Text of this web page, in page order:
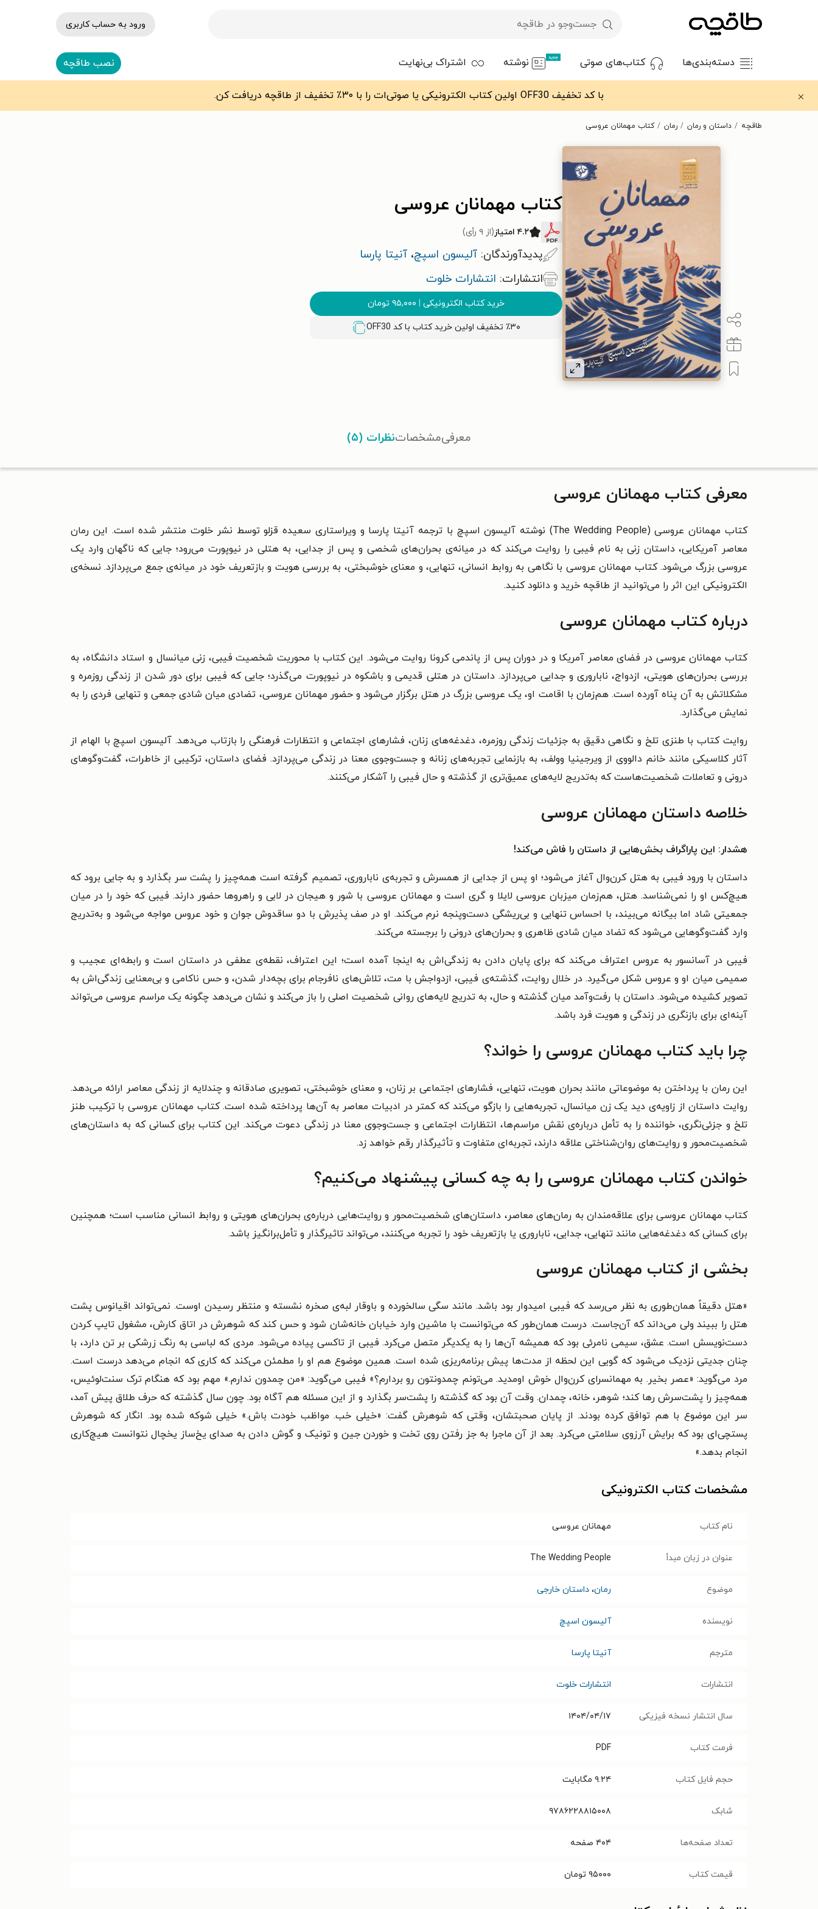
ورود به حساب کاربری
دسته‌بندی‌ها کتاب‌های صوتی جدید نوشته اشتراک بی‌نهایت نصب طاقچه
با کد تخفیف OFF30 اولین کتاب الکترونیکی یا صوتی‌ات را با ۳۰٪ تخفیف از طاقچه دریافت کن.
طاقچه داستان و رمان رمان کتاب مهمانان عروسی
کتاب مهمانان عروسی
۴.۲ امتیاز (از ۹ رأی)
پدیدآورندگان: آلیسون اسپچ، آنیتا پارسا
انتشارات: انتشارات خلوت
خرید کتاب الکترونیکی | ۹۵,۰۰۰ تومان
٪۳۰ تخفیف اولین خرید کتاب با کد OFF30
معرفیمشخصاتنظرات (۵)
معرفی کتاب مهمانان عروسی
کتاب مهمانان عروسی (The Wedding People) نوشته آلیسون اسپچ با ترجمه آنیتا پارسا و ویراستاری سعیده قزلو توسط نشر خلوت منتشر شده است. این رمان
معاصر آمریکایی، داستان زنی به نام فیبی را روایت می‌کند که در میانه‌ی بحران‌های شخصی و پس از جدایی، به هتلی در نیوپورت می‌رود؛ جایی که ناگهان وارد یک
عروسی بزرگ می‌شود. کتاب مهمانان عروسی با نگاهی به روابط انسانی، تنهایی، و معنای خوشبختی، به بررسی هویت و بازتعریف خود در میانه‌ی جمع می‌پردازد. نسخه‌ی
الکترونیکی این اثر را می‌توانید از طاقچه خرید و دانلود کنید.
درباره کتاب مهمانان عروسی
کتاب مهمانان عروسی در فضای معاصر آمریکا و در دوران پس از پاندمی کرونا روایت می‌شود. این کتاب با محوریت شخصیت فیبی، زنی میانسال و استاد دانشگاه، به
بررسی بحران‌های هویتی، ازدواج، ناباروری و جدایی می‌پردازد. داستان در هتلی قدیمی و باشکوه در نیوپورت می‌گذرد؛ جایی که فیبی برای دور شدن از زندگی روزمره و
مشکلاتش به آن پناه آورده است. هم‌زمان با اقامت او، یک عروسی بزرگ در هتل برگزار می‌شود و حضور مهمانان عروسی، تضادی میان شادی جمعی و تنهایی فردی را به
نمایش می‌گذارد.
روایت کتاب با طنزی تلخ و نگاهی دقیق به جزئیات زندگی روزمره، دغدغه‌های زنان، فشارهای اجتماعی و انتظارات فرهنگی را بازتاب می‌دهد. آلیسون اسپچ با الهام از
آثار کلاسیکی مانند خانم دالووی از ویرجینیا وولف، به بازنمایی تجربه‌های زنانه و جست‌وجوی معنا در زندگی می‌پردازد. فضای داستان، ترکیبی از خاطرات، گفت‌وگوهای
درونی و تعاملات شخصیت‌هاست که به‌تدریج لایه‌های عمیق‌تری از گذشته و حال فیبی را آشکار می‌کنند.
خلاصه داستان مهمانان عروسی
هشدار: این پاراگراف بخش‌هایی از داستان را فاش می‌کند!
داستان با ورود فیبی به هتل کرن‌وال آغاز می‌شود؛ او پس از جدایی از همسرش و تجربه‌ی ناباروری، تصمیم گرفته است همه‌چیز را پشت سر بگذارد و به جایی برود که
هیچ‌کس او را نمی‌شناسد. هتل، هم‌زمان میزبان عروسی لایلا و گری است و مهمانان عروسی با شور و هیجان در لابی و راهروها حضور دارند. فیبی که خود را در میان
جمعیتی شاد اما بیگانه می‌بیند، با احساس تنهایی و بی‌ریشگی دست‌وپنجه نرم می‌کند. او در صف پذیرش با دو ساقدوش جوان و خود عروس مواجه می‌شود و به‌تدریج
وارد گفت‌وگوهایی می‌شود که تضاد میان شادی ظاهری و بحران‌های درونی را برجسته می‌کند.
فیبی در آسانسور به عروس اعتراف می‌کند که برای پایان دادن به زندگی‌اش به اینجا آمده است؛ این اعتراف، نقطه‌ی عطفی در داستان است و رابطه‌ای عجیب و
صمیمی میان او و عروس شکل می‌گیرد. در خلال روایت، گذشته‌ی فیبی، ازدواجش با مت، تلاش‌های نافرجام برای بچه‌دار شدن، و حس ناکامی و بی‌معنایی زندگی‌اش به
تصویر کشیده می‌شود. داستان با رفت‌وآمد میان گذشته و حال، به تدریج لایه‌های روانی شخصیت اصلی را باز می‌کند و نشان می‌دهد چگونه یک مراسم عروسی می‌تواند
آینه‌ای برای بازنگری در زندگی و هویت فرد باشد.
چرا باید کتاب مهمانان عروسی را خواند؟
این رمان با پرداختن به موضوعاتی مانند بحران هویت، تنهایی، فشارهای اجتماعی بر زنان، و معنای خوشبختی، تصویری صادقانه و چندلایه از زندگی معاصر ارائه می‌دهد.
روایت داستان از زاویه‌ی دید یک زن میانسال، تجربه‌هایی را بازگو می‌کند که کمتر در ادبیات معاصر به آن‌ها پرداخته شده است. کتاب مهمانان عروسی با ترکیب طنز
تلخ و جزئی‌نگری، خواننده را به تأمل درباره‌ی نقش مراسم‌ها، انتظارات اجتماعی و جست‌وجوی معنا در زندگی دعوت می‌کند. این کتاب برای کسانی که به داستان‌های
شخصیت‌محور و روایت‌های روان‌شناختی علاقه دارند، تجربه‌ای متفاوت و تأثیرگذار رقم خواهد زد.
خواندن کتاب مهمانان عروسی را به چه کسانی پیشنهاد می‌کنیم؟
کتاب مهمانان عروسی برای علاقه‌مندان به رمان‌های معاصر، داستان‌های شخصیت‌محور و روایت‌هایی درباره‌ی بحران‌های هویتی و روابط انسانی مناسب است؛ همچنین
برای کسانی که دغدغه‌هایی مانند تنهایی، جدایی، ناباروری یا بازتعریف خود را تجربه می‌کنند، می‌تواند تاثیرگذار و تأمل‌برانگیز باشد.
بخشی از کتاب مهمانان عروسی
«هتل دقیقاً همان‌طوری به نظر می‌رسد که فیبی امیدوار بود باشد. مانند سگی سالخورده و باوقار لبه‌ی صخره نشسته و منتظر رسیدن اوست. نمی‌تواند اقیانوس پشت
هتل را ببیند ولی می‌داند که آن‌جاست. درست همان‌طور که می‌توانست با ماشین وارد خیابان خانه‌شان شود و حس کند که شوهرش در اتاق کارش، مشغول تایپ کردن
دست‌نویسش است. عشق، سیمی نامرئی بود که همیشه آن‌ها را به یکدیگر متصل می‌کرد. فیبی از تاکسی پیاده می‌شود. مردی که لباسی به رنگ زرشکی بر تن دارد، با
چنان جدیتی نزدیک می‌شود که گویی این لحظه از مدت‌ها پیش برنامه‌ریزی شده است. همین موضوع هم او را مطمئن می‌کند که کاری که انجام می‌دهد درست است.
مرد می‌گوید: «عصر بخیر. به مهمانسرای کرن‌وال خوش اومدید. می‌تونم چمدونتون رو بردارم؟» فیبی می‌گوید: «من چمدون ندارم.» مهم بود که هنگام ترک سنت‌لوئیس،
همه‌چیز را پشت‌سرش رها کند؛ شوهر، خانه، چمدان. وقت آن بود که گذشته را پشت‌سر بگذارد و از این مسئله هم آگاه بود. چون سال گذشته که حرف طلاق پیش آمد،
سر این موضوع با هم توافق کرده بودند. از پایان صحبتشان، وقتی که شوهرش گفت: «خیلی خب. مواظب خودت باش.» خیلی شوکه شده بود. انگار که شوهرش
پستچی‌ای بود که برایش آرزوی سلامتی می‌کرد. بعد از آن ماجرا به جز رفتن روی تخت و خوردن جین و تونیک و گوش دادن به صدای یخ‌ساز یخچال نتوانست هیچ‌کاری
انجام بدهد.»
مشخصات کتاب الکترونیکی
نام کتاب مهمانان عروسی
عنوان در زبان مبدأ The Wedding People
موضوع رمان، داستان خارجی
نویسنده آلیسون اسپچ
مترجم آنیتا پارسا
انتشارات انتشارات خلوت
سال انتشار نسخه فیزیکی ۱۴۰۴/۰۴/۱۷
فرمت کتاب PDF
حجم فایل کتاب ۹.۲۴ مگابایت
شابک ۹۷۸۶۲۲۸۸۱۵۰۰۸
تعداد صفحه‌ها ۴۰۴ صفحه
قیمت کتاب ۹۵۰۰۰ تومان